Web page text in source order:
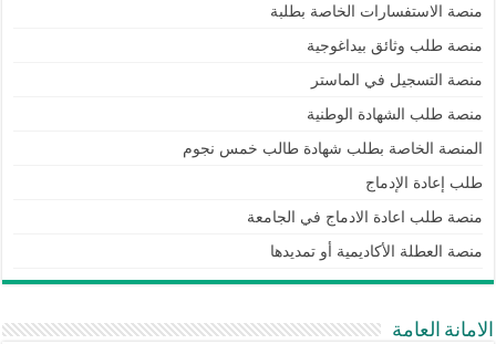
منصة الاستفسارات الخاصة بطلبة
منصة طلب وثائق بيداغوجية
منصة التسجيل في الماستر
منصة طلب الشهادة الوطنية
المنصة الخاصة بطلب شهادة طالب خمس نجوم
طلب إعادة الإدماج
منصة طلب اعادة الادماج في الجامعة
منصة العطلة الأكاديمية أو تمديدها
الامانة العامة